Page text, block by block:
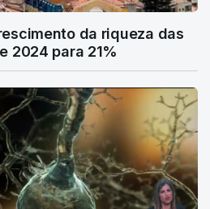
da riqueza das
2024 para 21%